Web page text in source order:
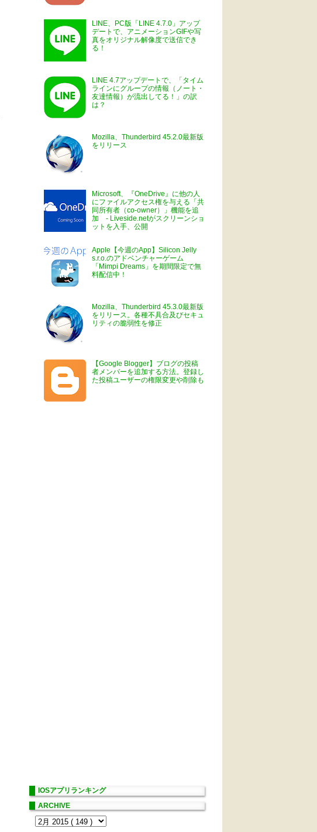
LINE、PC版「LINE 4.7.0」アップ
デートで、アニメーションGIFや写
真をオリジナル解像度で送信でき
る！
LINE 4.7アップデートで、「タイム
ラインにグループの情報（ノート・
友達情報）が流出してる！」の訳
は？
Mozilla、Thunderbird 45.2.0最新版
をリリース
Microsoft、『OneDrive』に他の人
にファイルアクセス権を与える「共
同所有者（co-owner）」機能を追
加 - Liveside.netがスクリーンショ
ットを入手、公開
Apple【今週のApp】Silicon Jelly
s.r.o.のアドベンチャーゲーム
「Mimpi Dreams」を期間限定で無
料配信中！
Mozilla、Thunderbird 45.3.0最新版
をリリース。各種不具合及びセキュ
リティの脆弱性を修正
【Google Blogger】ブログの投稿
者メンバーを追加する方法。登録し
た投稿ユーザーの権限変更や削除も
IOSアプリランキング
ARCHIVE